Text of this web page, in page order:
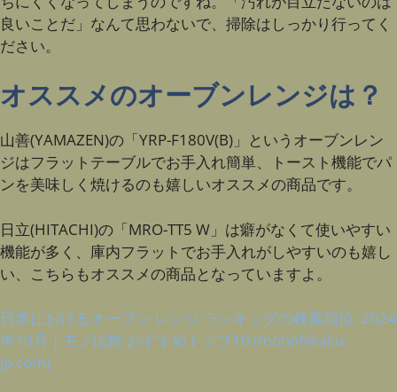
良いことだ」なんて思わないで、掃除はしっかり行ってく
ださい。
オススメのオーブンレンジは？
山善(YAMAZEN)の「YRP-F180V(B)」というオーブンレン
ジはフラットテーブルでお手入れ簡単、トースト機能でパ
ンを美味しく焼けるのも嬉しいオススメの商品です。
日立(HITACHI)の「MRO-TT5 W」は癖がなくて使いやすい
機能が多く、庫内フラットでお手入れがしやすいのも嬉し
い、こちらもオススメの商品となっていますよ。
日本におけるオーブン レンジ ランキングの検索順位- 2024
年10月 | モノ比較 おすすめトップ10 (monohikaku-
jp.com)